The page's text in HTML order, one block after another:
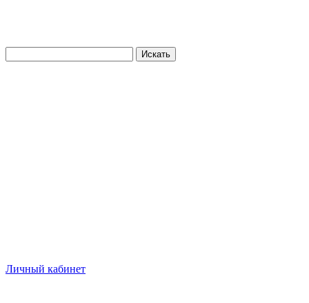
Искать
Личный кабинет